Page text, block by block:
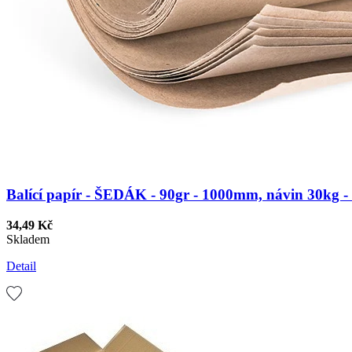
Balící papír - ŠEDÁK - 90gr - 1000mm, návin 30kg -
34,49 Kč
Skladem
Detail